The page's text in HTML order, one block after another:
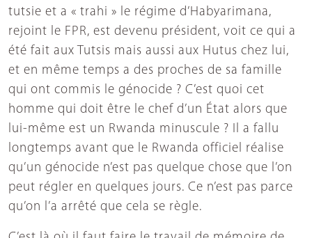
tutsie et a « trahi » le régime d’Habyarimana,
rejoint le FPR, est devenu président, voit ce qui a
été fait aux Tutsis mais aussi aux Hutus chez lui,
et en même temps a des proches de sa famille
qui ont commis le génocide ? C’est quoi cet
homme qui doit être le chef d’un État alors que
lui-même est un Rwanda minuscule ? Il a fallu
longtemps avant que le Rwanda officiel réalise
qu’un génocide n’est pas quelque chose que l’on
peut régler en quelques jours. Ce n’est pas parce
qu’on l’a arrêté que cela se règle.